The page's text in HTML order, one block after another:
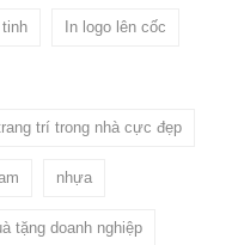
In logo lên cốc
trí trong nhà cực đẹp
nhựa
tặng doanh nghiệp